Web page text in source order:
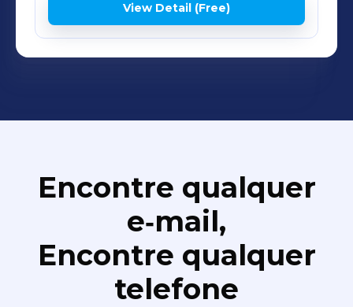
View Detail (Free)
Encontre qualquer
e‑mail,
Encontre qualquer
telefone